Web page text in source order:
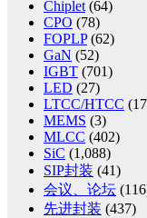
Chiplet (64)
CPO (78)
FOPLP(62)
GaN (52)
IGBT (701)
LED (27)
LTCC/HTCC
MEMS (3)
MLCC (402)
SiC (1,088)
SIP封装 (41)
会议、论坛
先进封装 (437)